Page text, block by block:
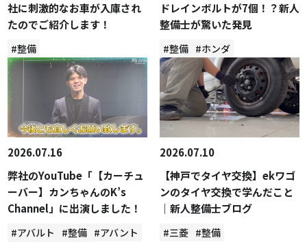
社に刺激的なお車が入庫され
たのでご紹介します！
#整備
ドレインボルトが7個！？新人
整備士が驚いた発見
#整備 #ホンダ
2026.07.16
弊社のYouTube「【カーチュ
ーバー】カンちゃんのK’s
Channel」に出演しました！
#アバルト #整備 #アバント
2026.07.10
【神戸でタイヤ交換】ekワゴ
ンのタイヤ交換で学んだこと
｜新人整備士ブログ
#三菱 #整備